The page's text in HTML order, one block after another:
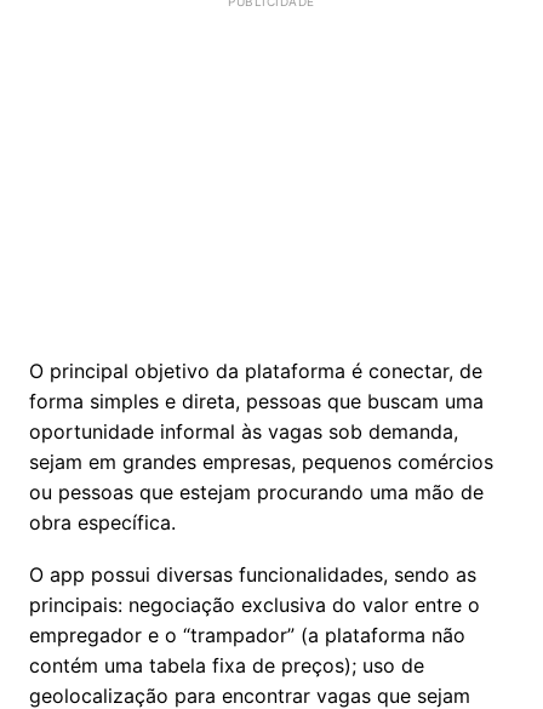
O principal objetivo da plataforma é conectar, de
forma simples e direta, pessoas que buscam uma
oportunidade informal às vagas sob demanda,
sejam em grandes empresas, pequenos comércios
ou pessoas que estejam procurando uma mão de
obra específica.
O app possui diversas funcionalidades, sendo as
principais: negociação exclusiva do valor entre o
empregador e o “trampador” (a plataforma não
contém uma tabela fixa de preços); uso de
geolocalização para encontrar vagas que sejam